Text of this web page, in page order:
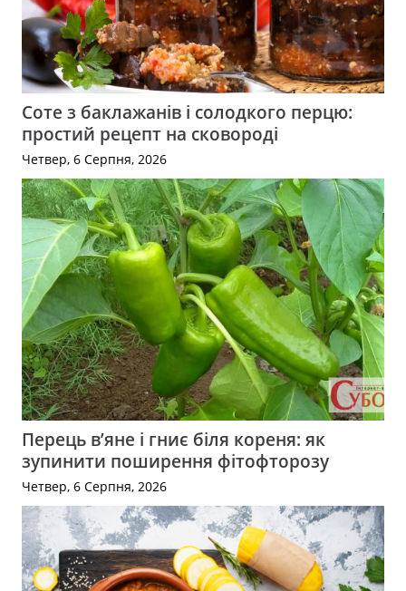
Соте з баклажанів і солодкого перцю:
простий рецепт на сковороді
Четвер, 6 Серпня, 2026
Перець в’яне і гниє біля кореня: як
зупинити поширення фітофторозу
Четвер, 6 Серпня, 2026